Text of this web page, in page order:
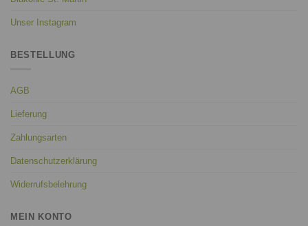
Unser Instagram
BESTELLUNG
AGB
Lieferung
Zahlungsarten
Datenschutzerklärung
Widerrufsbelehrung
MEIN KONTO